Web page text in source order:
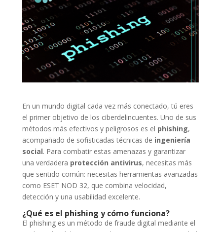
En un mundo digital cada vez más conectado, tú eres
el primer objetivo de los ciberdelincuentes. Uno de sus
métodos más efectivos y peligrosos es el phishing,
acompañado de sofisticadas técnicas de ingeniería
social. Para combatir estas amenazas y garantizar
una verdadera protección antivirus, necesitas más
que sentido común: necesitas herramientas avanzadas
como ESET NOD 32, que combina velocidad,
detección y una usabilidad excelente.
¿Qué es el phishing y cómo funciona?
El phishing es un método de fraude digital mediante el